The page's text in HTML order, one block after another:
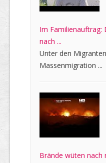
Im Familienauftrag:
nach ...
Unter den
Massenmigration ...
Brände wüten nach